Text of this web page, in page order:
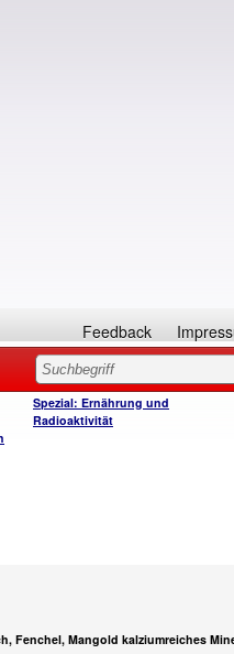
Feedback
Spezial: Ernährung und
Radioaktivität
Mangold kalziumreiches